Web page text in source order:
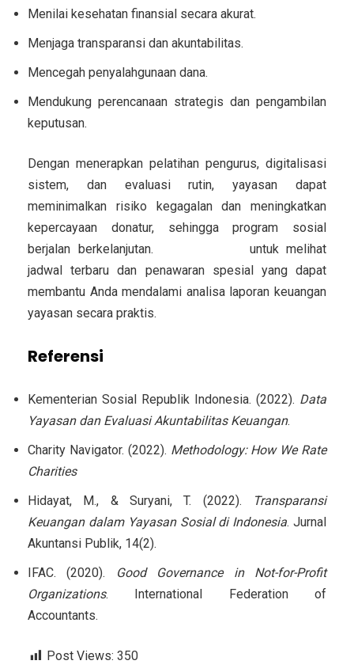
Menilai kesehatan finansial secara akurat.
Menjaga transparansi dan akuntabilitas.
Mencegah penyalahgunaan dana.
Mendukung perencanaan strategis dan pengambilan
keputusan.
Dengan menerapkan pelatihan pengurus, digitalisasi
sistem, dan evaluasi rutin, yayasan dapat
meminimalkan risiko kegagalan dan meningkatkan
kepercayaan donatur, sehingga program sosial
berjalan berkelanjutan.
untuk melihat
jadwal terbaru dan penawaran spesial yang dapat
membantu Anda mendalami analisa laporan keuangan
yayasan secara praktis.
Referensi
Kementerian Sosial Republik Indonesia. (2022). Data
Yayasan dan Evaluasi Akuntabilitas Keuangan.
Charity Navigator. (2022). Methodology: How We Rate
Charities
Hidayat, M., & Suryani, T. (2022).
Transparansi
Keuangan dalam Yayasan Sosial di Indonesia. Jurnal
Akuntansi Publik, 14(2).
IFAC. (2020).
Good Governance in Not-for-Profit
Organizations. International Federation of
Accountants.
Post Views: 350